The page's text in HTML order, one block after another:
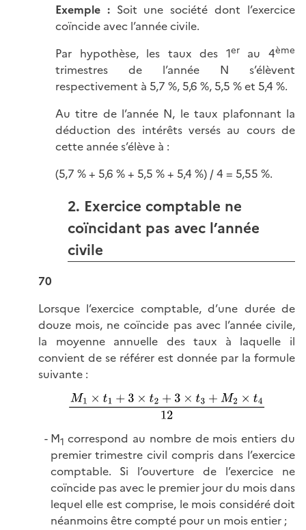
Exemple :Soit une société dont l’exercice
coïncide avec l’année civile.
Par hypothèse, les taux des 1erau 4ème
trimestres de l’année N s’élèvent
respectivement à 5,7 %, 5,6 %, 5,5 % et 5,4 %.
Au titre de l’année N, le taux plafonnant la
déduction des intérêts versés au cours de
cette années’élève à :
(5,7 % + 5,6 % + 5,5 % + 5,4 %) / 4 = 5,55 %.
2. Exercice comptable ne
coïncidant pas avec l’année
civile
70
Lorsque l’exercice comptable, d’une durée de
douze mois, ne coïncide pas avec l’année civile,
la moyenne annuelle des taux à laquelle il
convient de se référer est donnée par la formule
suivante :
M1 correspond au nombre de mois entiers du
premier trimestre civil compris dans l’exercice
comptable. Si l’ouverture de l’exercice ne
coïncide pas avec le premier jour du mois dans
lequel elle est comprise, le mois considéré doit
néanmoins être compté pour un moisentier ;